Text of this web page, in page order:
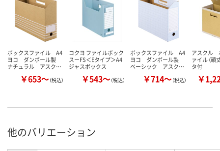
ボックスファイル A4
ヨコ ダンボール製
ナチュラル アスク…
￥653～（税込）
コクヨ ファイルボック
スーFS＜Eタイプ＞A4
ジャスボックス
￥543～（税込）
ボックスファイル A4
ヨコ ダンボール製
ベーシック アスク…
￥714～（税込）
アスクル
ァイル〈
タ付
￥
他のバリエーション